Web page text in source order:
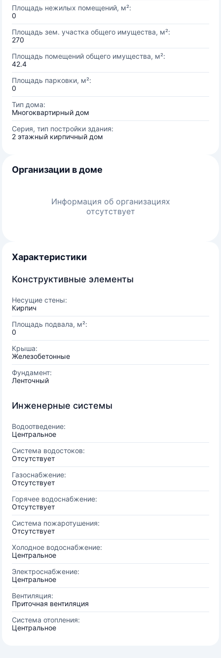
Площадь нежилых помещений, м²:
0
Площадь зем. участка общего имущества, м²:
270
Площадь помещений общего имущества, м²:
42.4
Площадь парковки, м²:
0
Тип дома:
Многоквартирный дом
Серия, тип постройки здания:
2 этажный кирпичный дом
Организации в доме
Информация об организациях
отсутствует
Характеристики
Конструктивные элементы
Несущие стены:
Кирпич
Площадь подвала, м²:
0
Крыша:
Железобетонные
Фундамент:
Ленточный
Инженерные системы
Водоотведение:
Центральное
Система водостоков:
Отсутствует
Газоснабжение:
Отсутствует
Горячее водоснабжение:
Отсутствует
Система пожаротушения:
Отсутствует
Холодное водоснабжение:
Центральное
Электроснабжение:
Центральное
Вентиляция:
Приточная вентиляция
Система отопления:
Центральное